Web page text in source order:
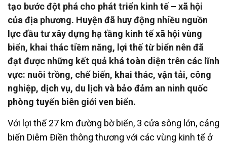
tạo bước đột phá cho phát triển kinh tế – xã hội
của địa phương. Huyện đã huy động nhiều nguồn
lực đầu tư xây dựng hạ tầng kinh tế xã hội vùng
biển, khai thác tiềm năng, lợi thế từ biển nên đã
đạt được những kết quả khá toàn diện trên các lĩnh
vực: nuôi trồng, chế biến, khai thác, vận tải, công
nghiệp, dịch vụ, du lịch và bảo đảm an ninh quốc
phòng tuyến biên giới ven biển.
Với lợi thế 27 km đường bờ biển, 3 cửa sông lớn, cảng
biển Diêm Điền thông thương với các vùng kinh tế ở